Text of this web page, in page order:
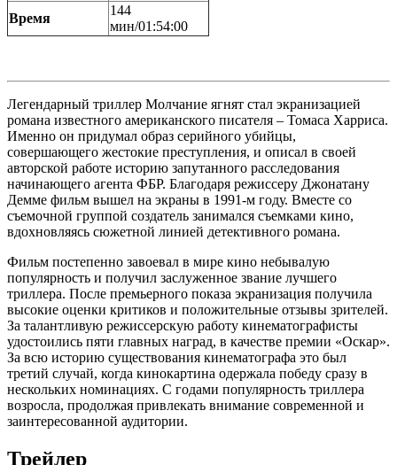
Время
144
мин/01:54:00
Легендарный триллер Молчание ягнят стал экранизацией
романа известного американского писателя – Томаса Харриса.
Именно он придумал образ серийного убийцы,
совершающего жестокие преступления, и описал в своей
авторской работе историю запутанного расследования
начинающего агента ФБР. Благодаря режиссеру Джонатану
Демме фильм вышел на экраны в 1991-м году. Вместе со
съемочной группой создатель занимался съемками кино,
вдохновляясь сюжетной линией детективного романа.
Фильм постепенно завоевал в мире кино небывалую
популярность и получил заслуженное звание лучшего
триллера. После премьерного показа экранизация получила
высокие оценки критиков и положительные отзывы зрителей.
За талантливую режиссерскую работу кинематографисты
удостоились пяти главных наград, в качестве премии «Оскар».
За всю историю существования кинематографа это был
третий случай, когда кинокартина одержала победу сразу в
нескольких номинациях. С годами популярность триллера
возросла, продолжая привлекать внимание современной и
заинтересованной аудитории.
Трейлер